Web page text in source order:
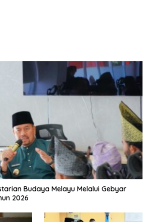
Budaya Melayu Melalui Gebyar
2026